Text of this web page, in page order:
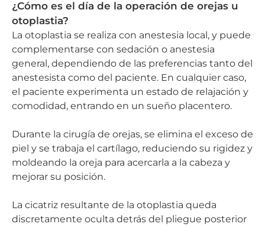
¿Cómo es el día de la operación de orejas u
otoplastia?
La otoplastia se realiza con anestesia local, y puede
complementarse con sedación o anestesia
general, dependiendo de las preferencias tanto del
anestesista como del paciente. En cualquier caso,
el paciente experimenta un estado de relajación y
comodidad, entrando en un sueño placentero.
Durante la cirugía de orejas, se elimina el exceso de
piel y se trabaja el cartílago, reduciendo su rigidez y
moldeando la oreja para acercarla a la cabeza y
mejorar su posición.
La cicatriz resultante de la otoplastia queda
discretamente oculta detrás del pliegue posterior